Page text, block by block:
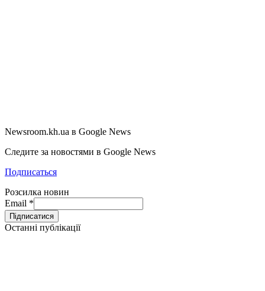
Newsroom.kh.ua в Google News
Следите за новостями в Google News
Подписаться
Розсилка новин
Email *
Останні публікації